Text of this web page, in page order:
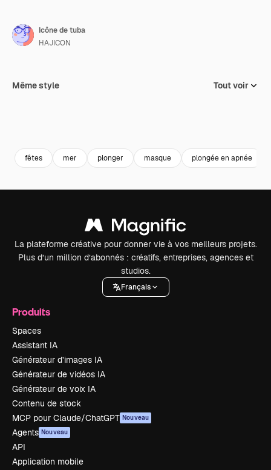
Icône de tuba
HAJICON
Même style Tout voir
fêtes mer plonger masque plongée en apnée
La plateforme créative pour donner vie à vos meilleurs projets.
Plus d’un million d’abonnés : créatifs, entreprises, agences et
studios.
Français
Produits
Spaces
Assistant IA
Générateur d’images IA
Générateur de vidéos IA
Générateur de voix IA
Contenu de stock
MCP pour Claude/ChatGPT Nouveau
Agents Nouveau
API
Application mobile